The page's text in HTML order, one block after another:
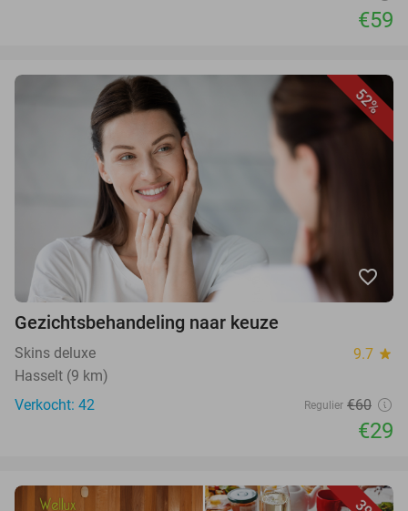
€59
52%
favorite_border
Gezichtsbehandeling naar keuze
Skins deluxe 9.7 star
Hasselt (9 km)
Verkocht: 42
Regulier €60
€29